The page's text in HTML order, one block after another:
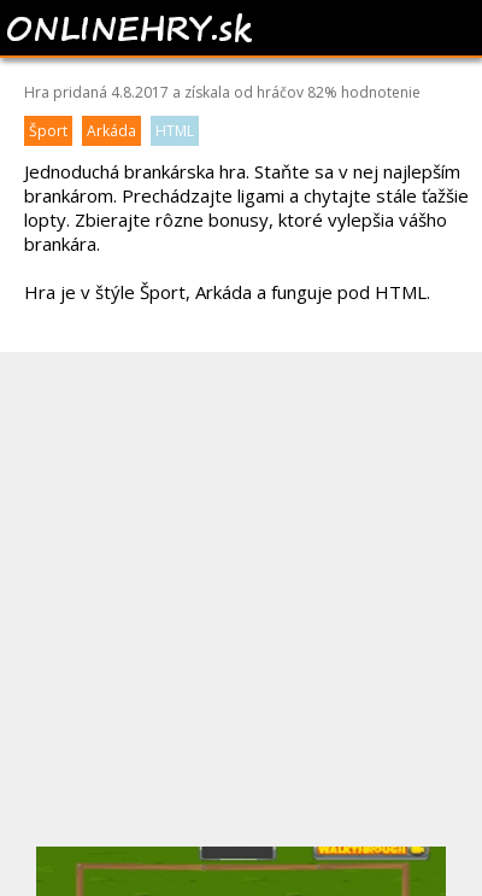
PENALTY SUPERSTAR
Hra pridaná 4.8.2017 a získala od hráčov 82% hodnotenie
Šport
Arkáda HTML
Jednoduchá brankárska hra. Staňte sa v nej najlepším
brankárom. Prechádzajte ligami a chytajte stále ťažšie
lopty. Zbierajte rôzne bonusy, ktoré vylepšia vášho
brankára.
Hra je v štýle Šport, Arkáda a funguje pod HTML.